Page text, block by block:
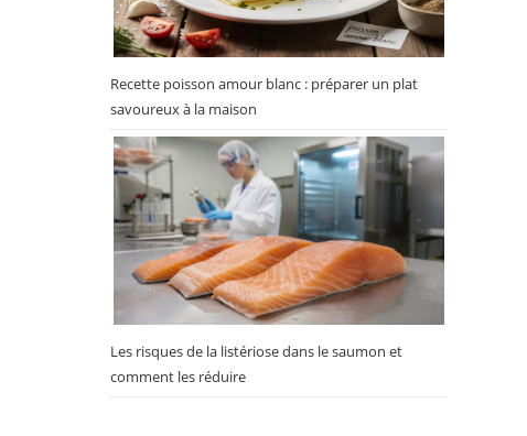
Recette poisson amour blanc : préparer un plat
savoureux à la maison
Les risques de la listériose dans le saumon et
comment les réduire